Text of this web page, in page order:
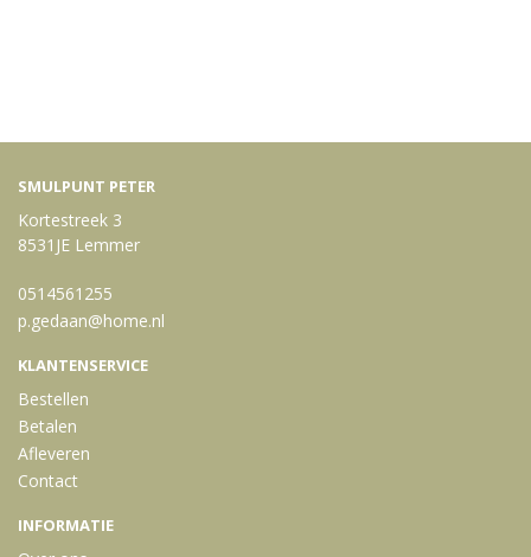
SMULPUNT PETER
Kortestreek 3
8531JE Lemmer
0514561255
p.gedaan@home.nl
KLANTENSERVICE
Bestellen
Betalen
Afleveren
Contact
INFORMATIE